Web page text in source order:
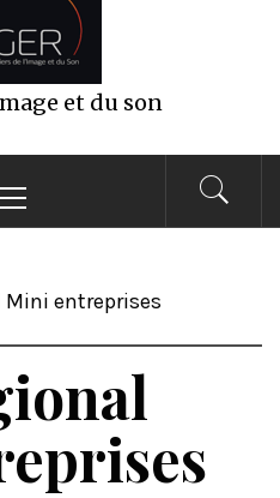
et du son
principal
entreprises